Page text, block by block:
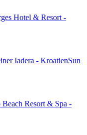
Hotel & Resort -
Iadera - KroatienSun
Resort & Spa -